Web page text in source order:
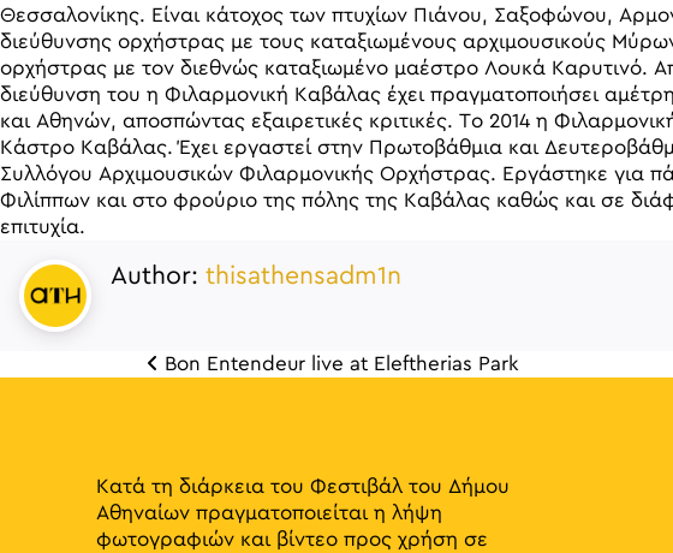
Θεσσαλονίκης. Είναι κάτοχος των πτυχίων Πιάνου, Σαξοφώνου,
διεύθυνσης ορχήστρας με τους καταξιωμένους αρχιμουσικούς
ορχήστρας με τον διεθνώς καταξιωμένο μαέστρο Λουκά Καρυτινό.
διεύθυνση του η Φιλαρμονική Καβάλας έχει πραγματοποιήσει
και Αθηνών, αποσπώντας εξαιρετικές κριτικές. Το 2014 η
Κάστρο Καβάλας. Έχει εργαστεί στην Πρωτοβάθμια και
Συλλόγου Αρχιμουσικών Φιλαρμονικής Ορχήστρας. Εργάστηκε για
Φιλίππων και στο φρούριο της πόλης της Καβάλας καθώς και σε
επιτυχία.
Author: thisathensadm1n
Bon Entendeur live at Eleftherias Park
Κατά τη διάρκεια του Φεστιβάλ του Δήμου
Αθηναίων πραγματοποιείται η λήψη
φωτογραφιών και βίντεο προς χρήση σε